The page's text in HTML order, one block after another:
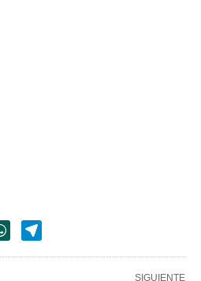
SIGUIENTE